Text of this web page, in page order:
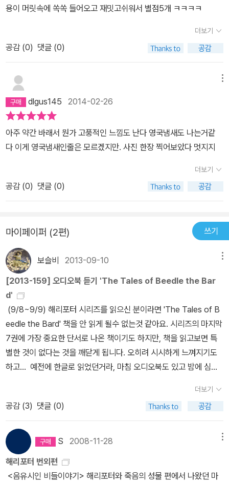
용이 머릿속에 쏙쏙 들어오고 재밋고쉬워서 별점5개 ㅋㅋㅋㅋ
더보기
공감 (0) 댓글 (0)
dlgus145 2014-02-26
아주 약간 바래서 뭔가 고풍적인 느낌도 난다 영국냄새도 나는거같
다 이게 영국냄새인줄은 모르겠지만. 사진 한장 찍어보았다 멋지지
더보기
공감 (0) 댓글 (0)
마이페이퍼 (2편) 쓰기
보슬비 2013-09-10
[2013-159] 오디오북 듣기 'The Tales of Beedle the Bar
d'
(9/8~9/9) 해리포터 시리즈를 읽으신 분이라면 'The Tales of B
eedle the Bard' 책을 안 읽게 될수 없는것 같아요. 시리즈의 마지막
7권에 가장 중요한 단서로 나온 책이기도 하지만, 책을 읽고보면 특
별한 것이 없다는 것을 깨닫게 됩니다. 오히려 시시하게 느껴지기도
하고... 예전에 한글로 읽었던거라, 마침 오디오북도 있고 밤에 심심
터 시리즈'는 다시 읽어도 이 책은 이제 다시 읽을것 같지는 않을것 같
습니다. 하지만 혹시 어린이들에게는 꽤 재미있는 동화책일수도 있겠
다는 생각이 들어요. 이 책의 가장 좋은점은 수익금을 전부 자선사업
에 사용한다는건데, 다른분의 평을 보니 차라리 책 수익금이 아닌 전
체 값을 그냥 기부하는것이 나을것 같다는 평도 있네요. 미안하지만
공감 100% 미국판과 영국판 한글번역판과 스패인어번역판
더보기
공감 (3) 댓글 (0)
S 2008-11-28
해리포터 번외편
<음유시인 비들이야기> 해리포터와 죽음의 성물 편에서 나왔던 마